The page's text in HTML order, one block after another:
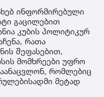
ინფორმირებული
გაცილებით
კუბის პოლიტიკურ
რათა
შეფასებით,
მომხრეები უფრო
რომლებიც
მეტად